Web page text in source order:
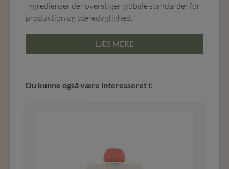
Ingredienser der overstiger globale standarder for
produktion og bæredygtighed.
LÆS MERE
Du kunne også være interesseret i: